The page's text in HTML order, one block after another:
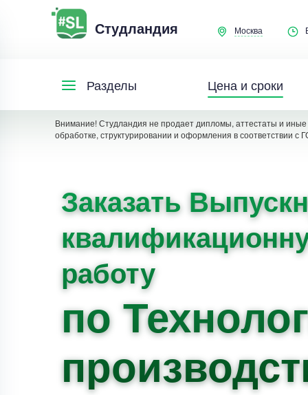
Студландия Москва
Разделы Цена и сроки
Внимание! Студландия не продает дипломы, аттестаты и
обработке, структурировании и оформления в соответствии с
Заказать
работу
по